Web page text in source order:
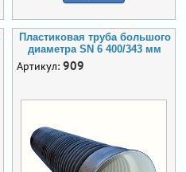
Пластиковая труба большого
диаметра SN 6 400/343 мм
Артикул: 909